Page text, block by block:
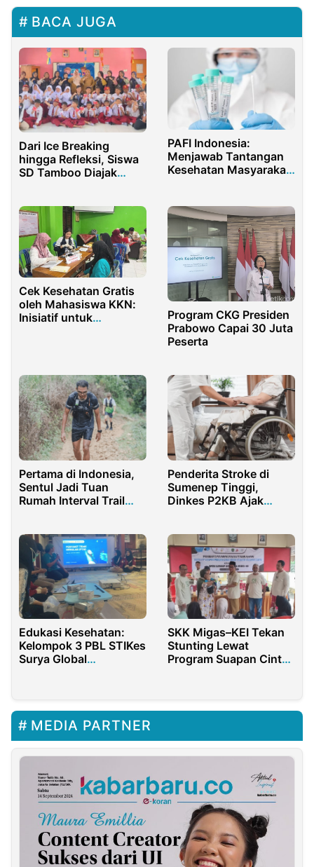
BACA JUGA
Dari Ice Breaking
hingga Refleksi, Siswa
SD Tamboo Diajak
PAFI Indonesia:
Menjawab Tantangan
Kesehatan Masyarakat
Cek Kesehatan Gratis
oleh Mahasiswa KKN:
Inisiatif untuk
Program CKG Presiden
Prabowo Capai 30 Juta
Peserta
Pertama di Indonesia,
Sentul Jadi Tuan
Rumah Interval Trail
Penderita Stroke di
Sumenep Tinggi,
Dinkes P2KB Ajak
Edukasi Kesehatan:
Kelompok 3 PBL STIKes
Surya Global
di Dusun Klurak
SKK Migas–KEI Tekan
Stunting Lewat
Program Suapan Cinta
MEDIA PARTNER